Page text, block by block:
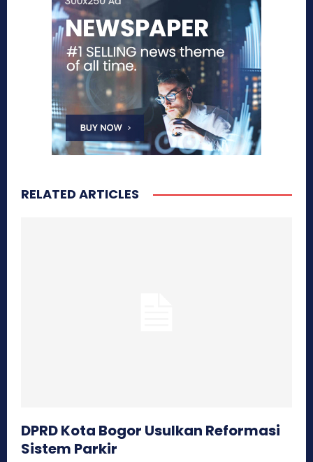
RELATED ARTICLES
DPRD Kota Bogor Usulkan Reformasi
Sistem Parkir